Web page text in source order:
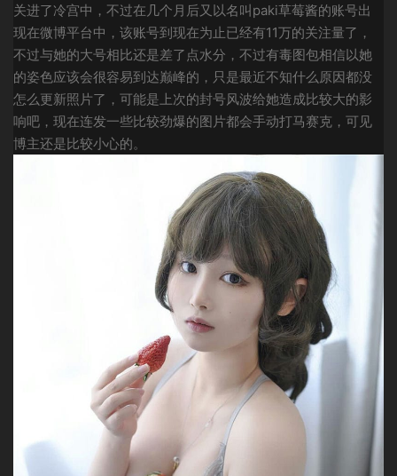
关进了冷宫中，不过在几个月后又以名叫paki草莓酱的账号出
现在微博平台中，该账号到现在为止已经有11万的关注量了，
不过与她的大号相比还是差了点水分，不过有毒图包相信以她
的姿色应该会很容易到达巅峰的，只是最近不知什么原因都没
怎么更新照片了，可能是上次的封号风波给她造成比较大的影
响吧，现在连发一些比较劲爆的图片都会手动打马赛克，可见
博主还是比较小心的。